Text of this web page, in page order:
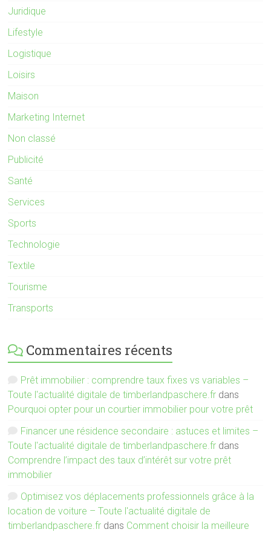
Juridique
Lifestyle
Logistique
Loisirs
Maison
Marketing Internet
Non classé
Publicité
Santé
Services
Sports
Technologie
Textile
Tourisme
Transports
Commentaires récents
Prêt immobilier : comprendre taux fixes vs variables –
Toute l'actualité digitale de timberlandpaschere.fr dans
Pourquoi opter pour un courtier immobilier pour votre prêt
Financer une résidence secondaire : astuces et limites –
Toute l'actualité digitale de timberlandpaschere.fr dans
Comprendre l’impact des taux d’intérêt sur votre prêt
immobilier
Optimisez vos déplacements professionnels grâce à la
location de voiture – Toute l'actualité digitale de
timberlandpaschere.fr dans Comment choisir la meilleure